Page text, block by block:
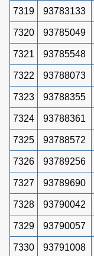
7319 93783133
7320 93785049
7321 93785548
7322 93788073
7323 93788355
7324 93788361
7325 93788572
7326 93789256
7327 93789690
7328 93790042
7329 93790057
7330 93791008